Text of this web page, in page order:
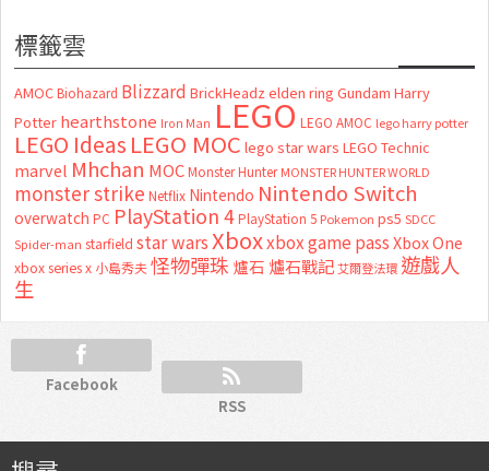
標籤雲
AMOC Biohazard Blizzard BrickHeadz elden ring Gundam Harry
Potter hearthstone Iron Man LEGO LEGO AMOC lego harry potter
LEGO Ideas LEGO MOC lego star wars LEGO Technic
marvel Mhchan MOC Monster Hunter MONSTER HUNTER WORLD
monster strike Netflix Nintendo Nintendo Switch
overwatch PC PlayStation 4 PlayStation 5 Pokemon ps5 SDCC
Spider-man starfield star warsXboxxbox game passXbox One
xbox series x 小島秀夫怪物彈珠 爐石 爐石戰記艾爾登法環 遊戲人
生
Facebook
RSS